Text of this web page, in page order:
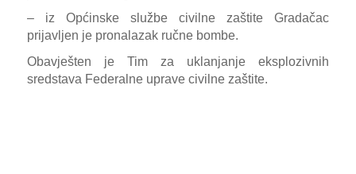
– iz Općinske službe civilne zaštite Gradačac
prijavljen je pronalazak ručne bombe.
Obavješten je Tim za uklanjanje eksplozivnih
sredstava Federalne uprave civilne zaštite.